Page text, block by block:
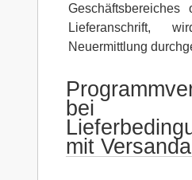
Geschäftsbereiches
Lieferanschrift,
Neuermittlung
bei
mit